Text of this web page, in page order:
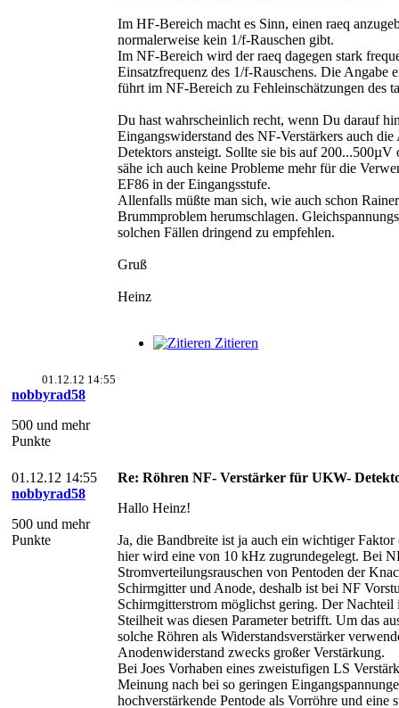
Im HF-Bereich macht es Sinn, einen raeq
normalerweise kein 1/f-Rauschen gibt.
Im NF-Bereich wird der raeq dagegen stark
Einsatzfrequenz des 1/f-Rauschens. Die Angabe
führt im NF-Bereich zu Fehleinschätzungen des
Du hast wahrscheinlich recht, wenn Du darauf
Eingangswiderstand des NF-Verstärkers auch die
Detektors ansteigt. Sollte sie bis auf 200...500µV
sähe ich auch keine Probleme mehr für die
EF86 in der Eingangsstufe.
Allenfalls müßte man sich, wie auch schon
Brummproblem herumschlagen.
solchen Fällen dringend zu empfehlen.
Gruß
Heinz
Zitieren
01.12.12 14:55
nobbyrad58
500 und mehr
Punkte
01.12.12 14:55
nobbyrad58
500 und mehr
Punkte
Re: Röhren NF- Verstärker für UKW-
Hallo Heinz!
Ja, die Bandbreite ist ja auch ein wichtiger Faktor
hier wird eine von 10 kHz zugrundegelegt. Bei
Stromverteilungsrauschen von Pentoden der
Schirmgitter und Anode, deshalb ist bei NF
Schirmgitterstrom möglichst gering. Der Nachteil
Steilheit was diesen Parameter betrifft. Um das
solche Röhren als Widerstandsverstärker
Anodenwiderstand zwecks großer Verstärkung.
Bei Joes Vorhaben eines zweistufigen LS
Meinung nach bei so geringen
hochverstärkende Pentode als Vorröhre und eine